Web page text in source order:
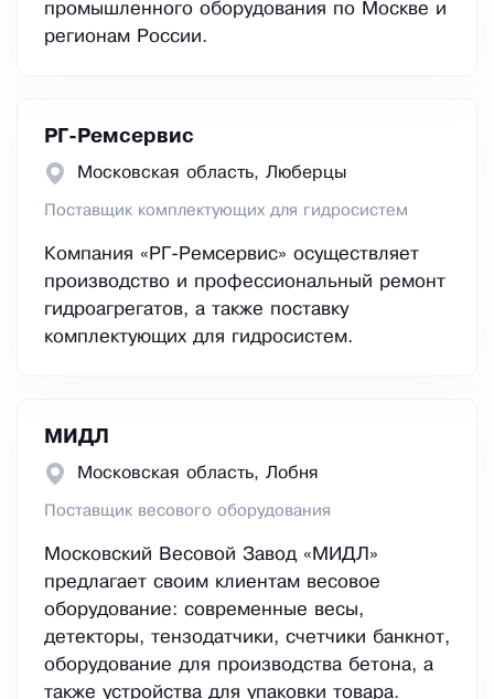
промышленного оборудования по Москве и
регионам России.
РГ-Ремсервис
Московская область, Люберцы
Поставщик комплектующих для гидросистем
Компания «РГ-Ремсервис» осуществляет
производство и профессиональный ремонт
гидроагрегатов, а также поставку
комплектующих для гидросистем.
МИДЛ
Московская область, Лобня
Поставщик весового оборудования
Московский Весовой Завод «МИДЛ»
предлагает своим клиентам весовое
оборудование: современные весы,
детекторы, тензодатчики, счетчики банкнот,
оборудование для производства бетона, а
также устройства для упаковки товара.